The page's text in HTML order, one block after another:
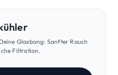
Glasbong: Sanfter Rauch
Filtration.